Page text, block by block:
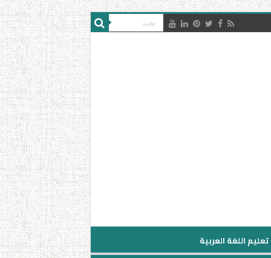
تعليم اللغة العربية